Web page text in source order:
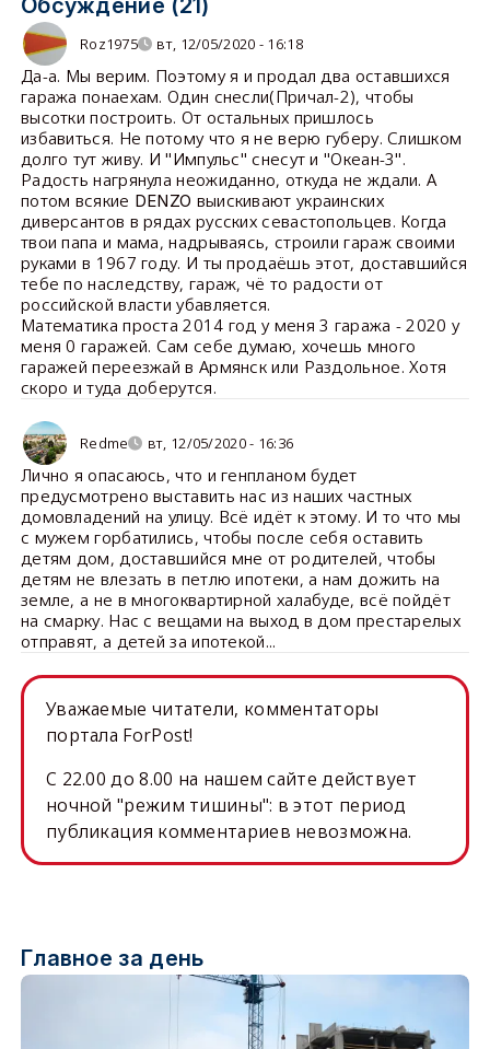
Обсуждение (21)
Roz1975 вт, 12/05/2020 - 16:18
Да-а. Мы верим. Поэтому я и продал два оставшихся
гаража понаехам. Один снесли(Причал-2), чтобы
высотки построить. От остальных пришлось
избавиться. Не потому что я не верю губеру. Слишком
долго тут живу. И "Импульс" снесут и "Океан-3".
Радость нагрянула неожиданно, откуда не ждали. А
потом всякие DENZO выискивают украинских
диверсантов в рядах русских севастопольцев. Когда
твои папа и мама, надрываясь, строили гараж своими
руками в 1967 году. И ты продаёшь этот, доставшийся
тебе по наследству, гараж, чё то радости от
российской власти убавляется.
Математика проста 2014 год у меня 3 гаража - 2020 у
меня 0 гаражей. Сам себе думаю, хочешь много
гаражей переезжай в Армянск или Раздольное. Хотя
скоро и туда доберутся.
Redme вт, 12/05/2020 - 16:36
Лично я опасаюсь, что и генпланом будет
предусмотрено выставить нас из наших частных
домовладений на улицу. Всё идёт к этому. И то что мы
с мужем горбатились, чтобы после себя оставить
детям дом, доставшийся мне от родителей, чтобы
детям не влезать в петлю ипотеки, а нам дожить на
земле, а не в многоквартирной халабуде, всё пойдёт
на смарку. Нас с вещами на выход в дом престарелых
отправят, а детей за ипотекой...
Уважаемые читатели, комментаторы
портала ForPost!
C 22.00 до 8.00 на нашем сайте действует
ночной "режим тишины": в этот период
публикация комментариев невозможна.
Главное за день